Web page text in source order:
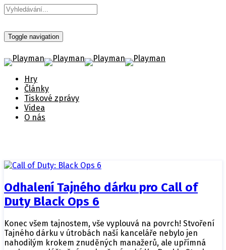
Toggle navigation
Hry
Články
Tiskové zprávy
Videa
O nás
Odhalení Tajného dárku pro Call of
Duty Black Ops 6
Konec všem tajnostem, vše vyplouvá na povrch! Stvoření
Tajného dárku v útrobách naší kanceláře nebylo jen
nahodilým krokem znuděných manažerů, ale upřímná